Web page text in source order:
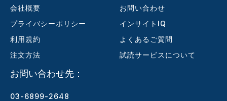
会社概要
プライバシーポリシー
利用規約
注文方法
お問い合わせ
インサイトIQ
よくあるご質問
試読サービスについて
お問い合わせ先：
03-6899-2648